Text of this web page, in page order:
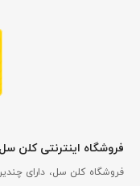
فروشگاه اینترنتی کلن
فروشگاه کلن سل، دارای